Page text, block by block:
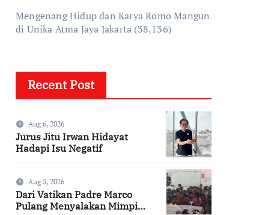
Mengenang Hidup dan Karya Romo Mangun
di Unika Atma Jaya Jakarta (38,136)
Recent Post
Aug 6, 2026
Jurus Jitu Irwan Hidayat
Hadapi Isu Negatif
Aug 5, 2026
Dari Vatikan Padre Marco
Pulang Menyalakan Mimpi